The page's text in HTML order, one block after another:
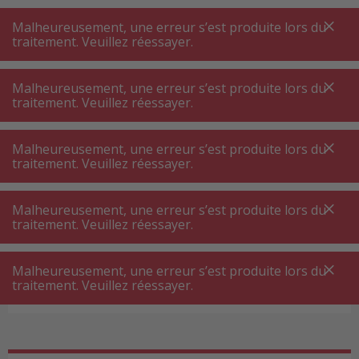
A +++
A+++
A +++
A+++
MyPost
MyPost
MENU RECHERCHE
Cave à vin Cave à vin pose libre
Cave à vin pose libre
La cave à vin à pose libre permet un stockage de
votre vin là où vous le souhaitez. Placez-la où bon
vous semble à proximité d'une prise électrique.
Avant toute chose, mesurez votre place
disponible pour installer l'appareil et décidez
ensuite de la taille de votre nouvelle armoire à
vin. Nous proposons aussi bien des modèles
et plus grands.
Filtres de produits
Malheureusement, une erreur s’est produite lors du
traitement. Veuillez réessayer.
Malheureusement, une erreur s’est produite lors du
traitement. Veuillez réessayer.
Malheureusement, une erreur s’est produite lors du
traitement. Veuillez réessayer.
Malheureusement, une erreur s’est produite lors du
traitement. Veuillez réessayer.
Malheureusement, une erreur s’est produite lors du
traitement. Veuillez réessayer.